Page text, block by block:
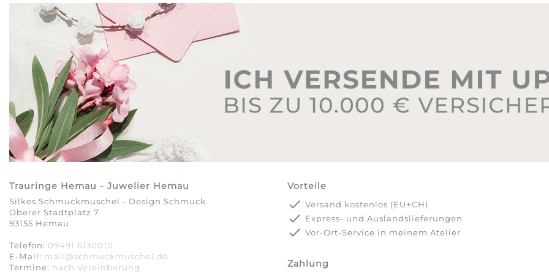
Trauringe Hemau - Juwelier Hemau
Silkes Schmuckmuschel - Design Schmuck
Oberer Stadtplatz 7
93155 Hemau
Telefon: 09491 6130010
E-Mail: mail@schmuckmuschel.de
Termine: nach Vereinbarung​​​​​​​
Vorteile
done Versand kostenlos (EU+CH)
done Express- und Auslandslieferungen
done Vor-Ort-Service in meinem Atelier
Zahlung